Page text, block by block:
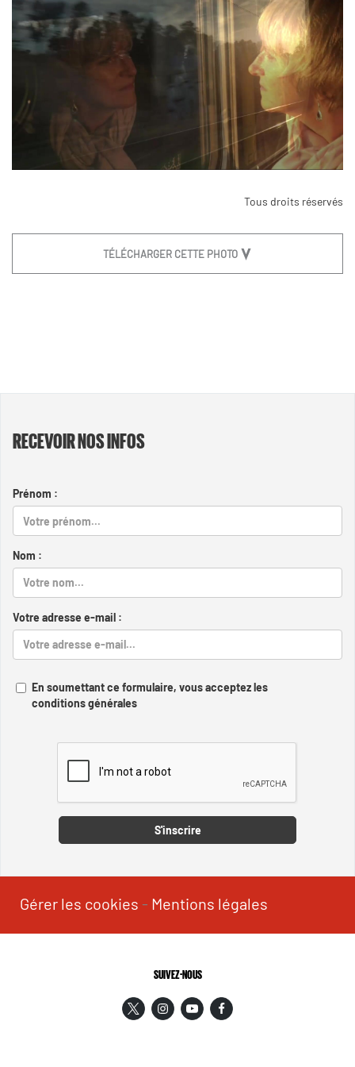
Tous droits réservés
TÉLÉCHARGER CETTE PHOTO
RECEVOIR NOS INFOS
Prénom :
Nom :
Votre adresse e-mail :
En soumettant ce formulaire, vous acceptez les
conditions générales
S'inscrire
Gérer les cookies - Mentions légales
SUIVEZ-NOUS